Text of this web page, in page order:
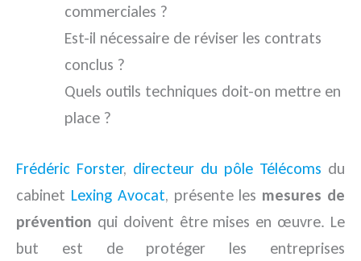
commerciales ?
Est-il nécessaire de réviser les contrats
conclus ?
Quels outils techniques doit-on mettre en
place ?
Frédéric Forster, directeur du pôle Télécoms du
cabinet Lexing Avocat, présente les mesures de
prévention qui doivent être mises en œuvre. Le
but est de protéger les entreprises